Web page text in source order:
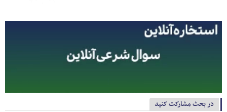
در بحث مشارکت کنید